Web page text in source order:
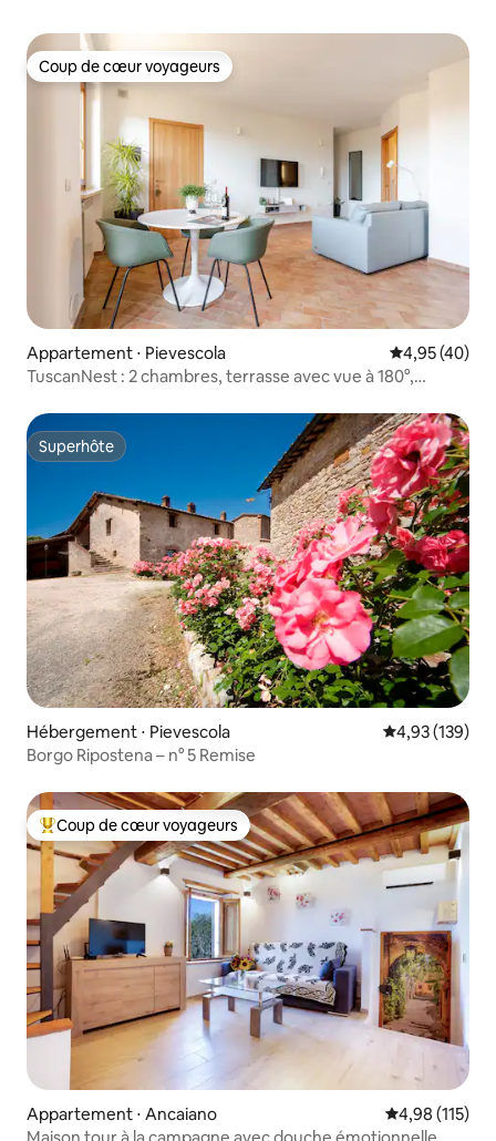
Coup de cœur voyageurs
Coup de cœur voyageurs
Appartement ⋅ Pievescola Évaluation
4,95 (40)
TuscanNest : 2 chambres, terrasse avec vue à 180°,
Superhôte
Superhôte
Hébergement ⋅ Pievescola Évaluation
4,93 (139)
Borgo Ripostena – n° 5 Remise
Coups de cœur voyageurs les plus appréciés
Coup de cœur voyageurs
Appartement ⋅ Ancaiano Évaluation
4,98 (115)
Maison tour à la campagne avec douche émotionnelle